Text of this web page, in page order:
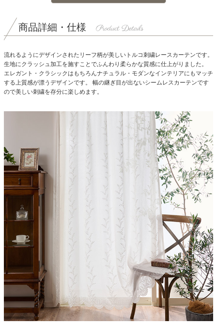
商品詳細・仕様
流れるようにデザインされたリーフ柄が美しいトルコ刺繍レースカーテンです。
生地にクラッシュ加工を施すことでふんわり柔らかな質感に仕上がりました。
エレガント・クラシックはもちろんナチュラル・モダンなインテリアにもマッチ
する上質感が漂うデザインです。
幅の継ぎ目が出ないシームレスカーテンです
ので美しい刺繍を存分に楽しめます。